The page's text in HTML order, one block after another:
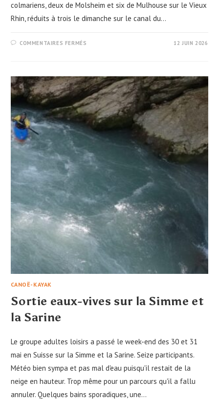
colmariens, deux de Molsheim et six de Mulhouse sur le Vieux
Rhin, réduits à trois le dimanche sur le canal du…
COMMENTAIRES FERMÉS 12 JUIN 2026
CANOË-KAYAK
Sortie eaux-vives sur la Simme et
la Sarine
Le groupe adultes loisirs a passé le week-end des 30 et 31
mai en Suisse sur la Simme et la Sarine. Seize participants.
Météo bien sympa et pas mal d'eau puisqu'il restait de la
neige en hauteur. Trop même pour un parcours qu'il a fallu
annuler. Quelques bains sporadiques, une…